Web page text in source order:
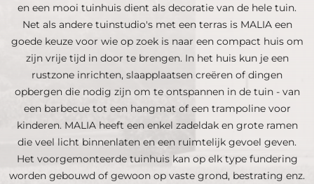
en een mooi tuinhuis dient als decoratie van de hele tuin.
Net als andere tuinstudio's met een terras is MALIA een
goede keuze voor wie op zoek is naar een compact huis om
zijn vrije tijd in door te brengen. In het huis kun je een
rustzone inrichten, slaapplaatsen creëren of dingen
opbergen die nodig zijn om te ontspannen in de tuin - van
een barbecue tot een hangmat of een trampoline voor
kinderen. MALIA heeft een enkel zadeldak en grote ramen
die veel licht binnenlaten en een ruimtelijk gevoel geven.
Het voorgemonteerde tuinhuis kan op elk type fundering
worden gebouwd of gewoon op vaste grond, bestrating enz.